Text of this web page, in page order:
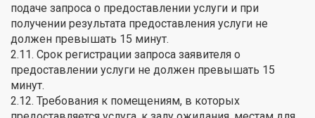
подаче запроса о предоставлении услуги и при
получении результата предоставления услуги не
должен превышать 15 минут.
2.11. Срок регистрации запроса заявителя о
предоставлении услуги не должен превышать 15
минут.
2.12. Требования к помещениям, в которых